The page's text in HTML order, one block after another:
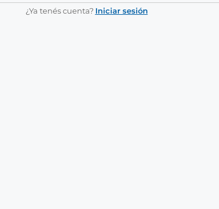
¿Ya tenés cuenta? Iniciar sesión